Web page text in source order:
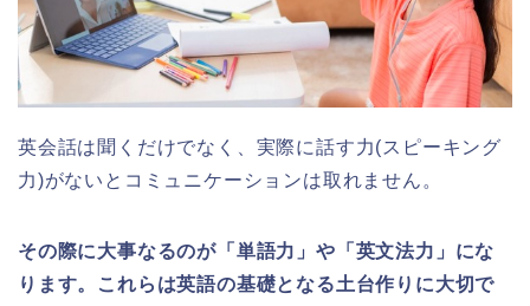
英会話は聞くだけでなく、実際に話す力(スピーキング
力)がないとコミュニケーションは取れません。
その際に大事なるのが「単語力」や「英文法力」にな
ります。これらは英語の基礎となる土台作りに大切で